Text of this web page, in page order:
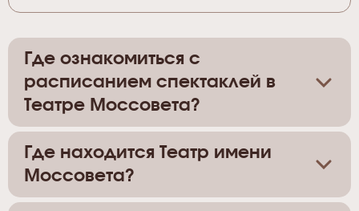
Где ознакомиться с
расписанием спектаклей в
Театре Моссовета?
Где находится Театр имени
Моссовета?